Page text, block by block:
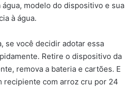
modelo do dispositivo e sua
à água.
se você decidir adotar essa
Retire o dispositivo da
remova a bateria e cartões. E
recipiente com arroz cru por 24